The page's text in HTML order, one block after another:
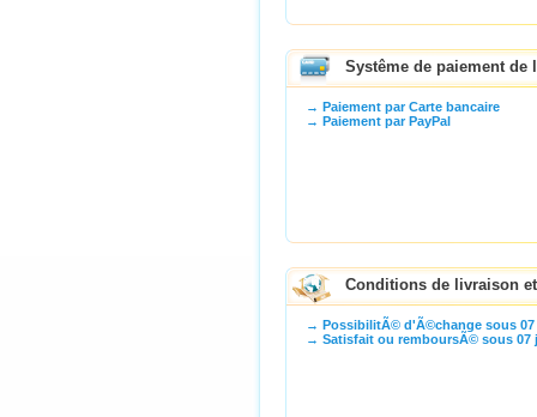
Systême de paiement de
→ Paiement par Carte bancaire
→ Paiement par PayPal
Conditions de livraison
→ PossibilitÃ© d'Ã©change sous 07
→ Satisfait ou remboursÃ© sous 07